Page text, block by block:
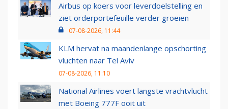
Airbus op koers voor leverdoelstelling en
ziet orderportefeuille verder groeien
07-08-2026, 11:44
KLM hervat na maandenlange opschorting
vluchten naar Tel Aviv
07-08-2026, 11:10
National Airlines voert langste vrachtvlucht
met Boeing 777F ooit uit